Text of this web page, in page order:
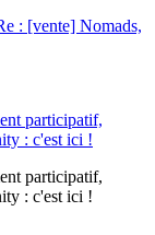
: [vente] Nomads,
participatif,
: c'est ici !
participatif,
: c'est ici !